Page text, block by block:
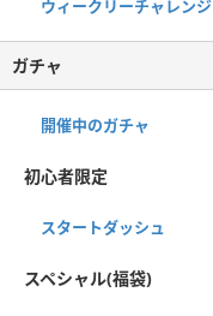
ウィークリーチャレンジ
ガチャ
開催中のガチャ
初心者限定
スタートダッシュ
スペシャル(福袋)